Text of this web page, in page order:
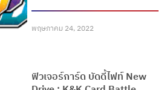
พฤษภาคม 24, 2022
ฟิวเจอร์การ์ด บัดดี้ไฟท์ New